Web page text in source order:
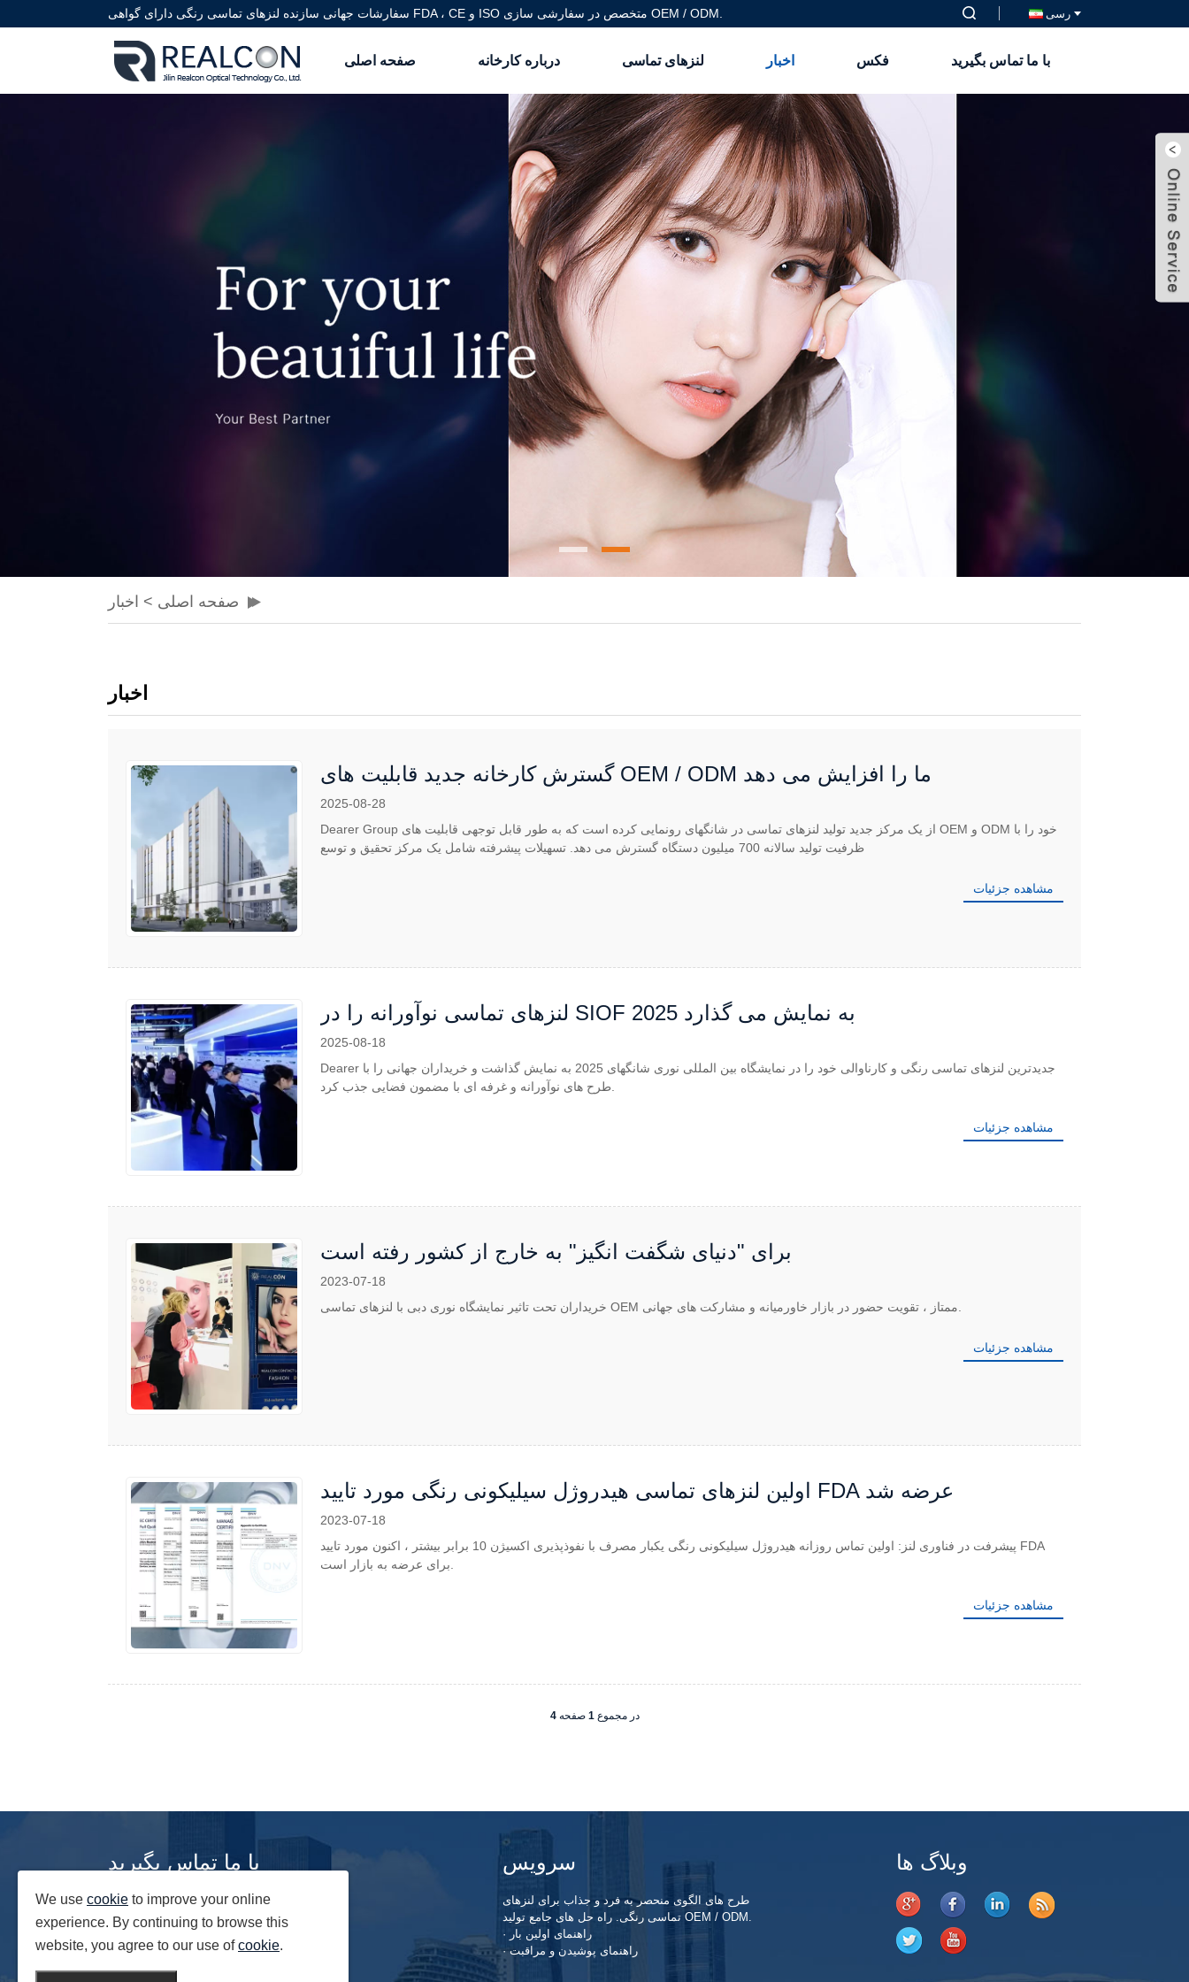
سفارشات جهانی سازنده لنزهای تماسی رنگی دارای گواهی FDA ، CE و ISO متخصص در سفارشی سازی OEM / ODM. رسی
صفحه اصلی درباره کارخانه لنزهای تماسی اخبار فکس با ما تماس بگیرید
صفحه اصلی > اخبار
اخبار
گسترش کارخانه جدید قابلیت های OEM / ODM ما را افزایش می دهد
2025-08-28
Dearer Group از یک مرکز جدید تولید لنزهای تماسی در شانگهای رونمایی کرده است که به طور قابل توجهی قابلیت های OEM و ODM خود را با
ظرفیت تولید سالانه 700 میلیون دستگاه گسترش می دهد. تسهیلات پیشرفته شامل یک مرکز تحقیق و توسع
مشاهده جزئیات
لنزهای تماسی نوآورانه را در SIOF 2025 به نمایش می گذارد
2025-08-18
Dearer جدیدترین لنزهای تماسی رنگی و کارناوالی خود را در نمایشگاه بین المللی نوری شانگهای 2025 به نمایش گذاشت و خریداران جهانی را با
مشاهده جزئیات
برای "دنیای شگفت انگیز" به خارج از کشور رفته است
2023-07-18
مشاهده جزئیات
اولین لنزهای تماسی هیدروژل سیلیکونی رنگی مورد تایید FDA عرضه شد
2023-07-18
پیشرفت در فناوری لنز: اولین تماس روزانه هیدروژل سیلیکونی رنگی یکبار مصرف با نفوذپذیری اکسیژن 10 برابر بیشتر ، اکنون مورد تایید FDA
مشاهده جزئیات
در مجموع1 صفحه4
با ما تماس بگیرید
شماره 88 خیابان چانگچون ، منطقه توسعه
اقتصادی یونگجی ، استان جیلین ، چین
سایت اینترنتی: https://www.nooeye.com
سرویس
طرح های الگوی منحصر به فرد و جذاب برای لنزهای
تماسی رنگی. راه حل های جامع تولید OEM / ODM.
· راهنمای اولین بار
· راهنمای پوشیدن و مراقبت
وبلاگ ها
We use cookie to improve your online
experience. By continuing to browse this
website, you agree to our use ofcookie.